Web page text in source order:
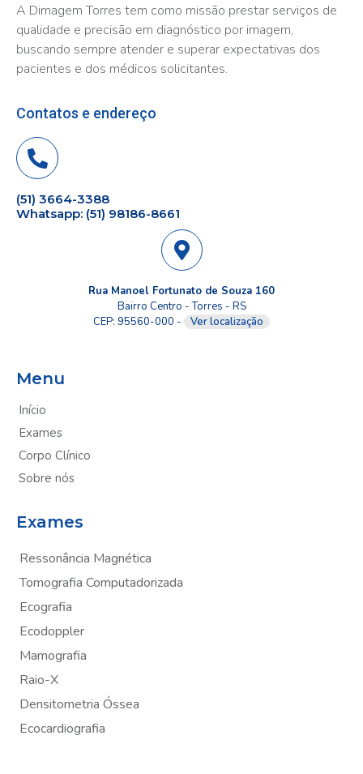
A Dimagem Torres tem como missão prestar serviços de
qualidade e precisão em diagnóstico por imagem,
buscando sempre atender e superar expectativas dos
pacientes e dos médicos solicitantes.
Contatos e endereço
(51) 3664-3388
Whatsapp: (51) 98186-8661
Rua Manoel Fortunato de Souza 160
Bairro Centro - Torres - RS
CEP: 95560-000 -
Ver localização
Menu
Início
Exames
Corpo Clínico
Sobre nós
Exames
Ressonância Magnética
Tomografia Computadorizada
Ecografia
Ecodoppler
Mamografia
Raio-X
Densitometria Óssea
Ecocardiografia